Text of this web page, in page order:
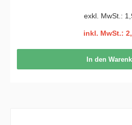
exkl. MwSt.:
inkl. MwSt.:
In den